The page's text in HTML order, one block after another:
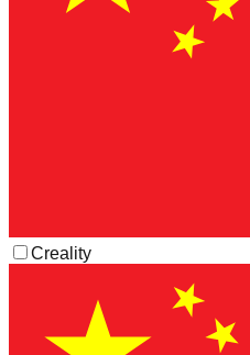
Creality